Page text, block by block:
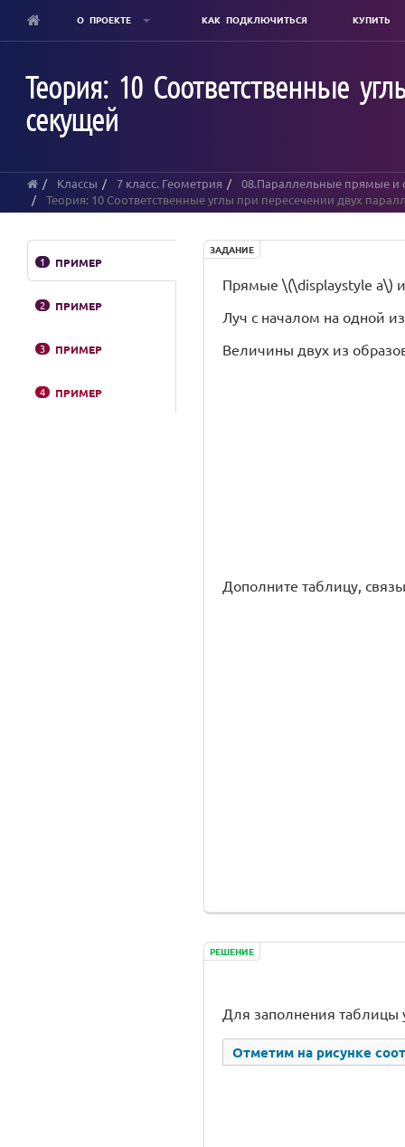
content
О ПРОЕКТЕ КАК ПОДКЛЮЧИТЬСЯ КУПИТЬ
Теория: 10 Соответственные
секущей
Классы 7 класс. Геометрия
08.Параллельные прямые и
Теория: 10 Соответственные углы при пересечении двух
1 ПРИМЕР
2 ПРИМЕР
3 ПРИМЕР
4 ПРИМЕР
ЗАДАНИЕ
Прямые \(\displaystyle a\)
Луч с началом на одной
Величины двух из
Дополните таблицу,
РЕШЕНИЕ
Для заполнения
Отметим на рисунке